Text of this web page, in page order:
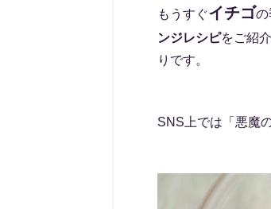
もうすぐイチゴの
ンジレシピをご紹
りです。
SNS上では「悪魔